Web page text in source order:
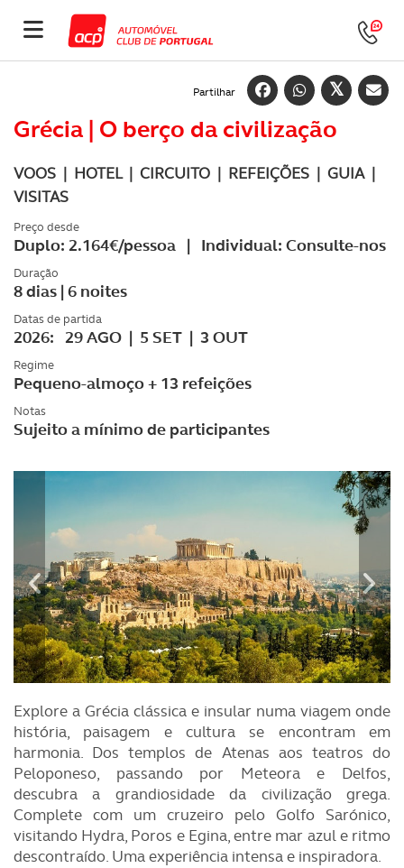
Partilhar
Grécia | O berço da civilização
VOOS | HOTEL | CIRCUITO | REFEIÇÕES | GUIA |
VISITAS
Preço desde
Duplo: 2.164€/pessoa | Individual: Consulte-nos
Duração
8 dias | 6 noites
Datas de partida
2026: 29 AGO | 5 SET | 3 OUT
Regime
Pequeno-almoço + 13 refeições
Notas
Sujeito a mínimo de participantes
Explore a Grécia clássica e insular numa viagem onde
história, paisagem e cultura se encontram em
harmonia. Dos templos de Atenas aos teatros do
Peloponeso, passando por Meteora e Delfos,
descubra a grandiosidade da civilização grega.
Complete com um cruzeiro pelo Golfo Sarónico,
visitando Hydra, Poros e Egina, entre mar azul e ritmo
descontraído. Uma experiência intensa e inspiradora.